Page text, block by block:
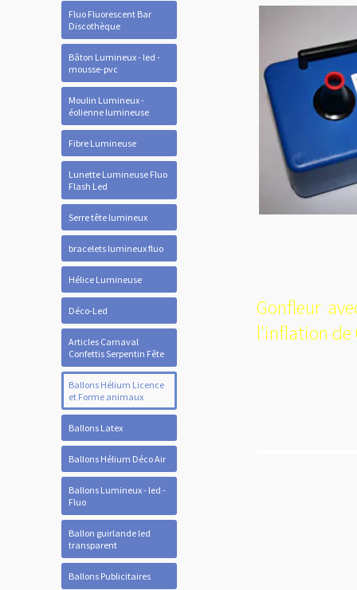
Fluo Fluorescent Bar
Discothèque
Bâton Lumineux - led -
mousse-pvc
Moulin Lumineux -
éolienne lumineuse
Fibre Lumineuse
Lunette Lumineuse Fluo
Flash Led
Serre tête lumineux
bracelets lumineux fluo
Hélice Lumineuse
Déco-Led
Articles Carnaval
Confettis Serpentin Fête
Ballons Hélium Licence
et Forme animaux
Ballons Latex
Ballons Hélium Déco Air
Ballons Lumineux - led -
Fluo
Ballon guirlande led
transparent
Ballons Publicitaires
Gonfleur
l'inflation de